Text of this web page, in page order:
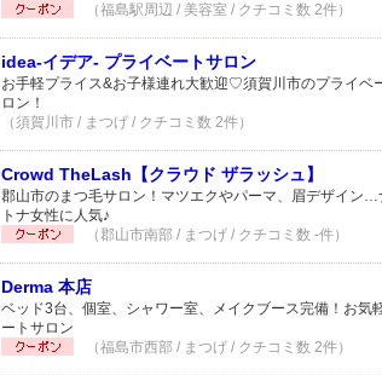
（福島駅周辺 / 美容室 / クチコミ数 2件）
idea-イデア- プライベートサロン
お手軽プライス&お子様連れ大歓迎♡須賀川市のプライベ
ロン！
（須賀川市 / まつげ / クチコミ数 2件）
Crowd TheLash【クラウド ザラッシュ】
郡山市のまつ毛サロン！マツエクやパーマ、眉デザイン
トナ女性に人気♪
（郡山市南部 / まつげ / クチコミ数 -件）
Derma 本店
ベッド3台、個室、シャワー室、メイクブース完備！お気
ートサロン
（福島市西部 / まつげ / クチコミ数 2件）